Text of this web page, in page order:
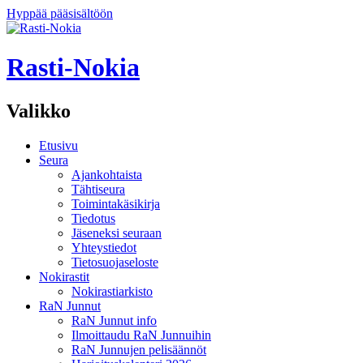
Hyppää pääsisältöön
Rasti-Nokia
Valikko
Etusivu
Seura
Ajankohtaista
Tähtiseura
Toimintakäsikirja
Tiedotus
Jäseneksi seuraan
Yhteystiedot
Tietosuojaseloste
Nokirastit
Nokirastiarkisto
RaN Junnut
RaN Junnut info
Ilmoittaudu RaN Junnuihin
RaN Junnujen pelisäännöt